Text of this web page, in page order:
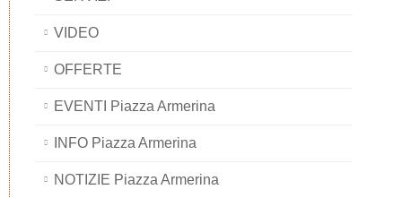
VIDEO
OFFERTE
EVENTI Piazza Armerina
INFO Piazza Armerina
NOTIZIE Piazza Armerina